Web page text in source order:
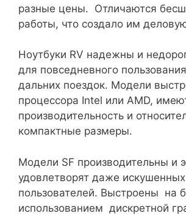
разные цены. Отличаются
работы, что создало им
Ноутбуки RV надежны и
для повседневного
дальних поездок. Модели
процессора Intel или AMD,
производительность и
компактные размеры.
Модели SF производительны и
удовлетворят даже искушенных
пользователей. Выстроены на
использованием дискретной